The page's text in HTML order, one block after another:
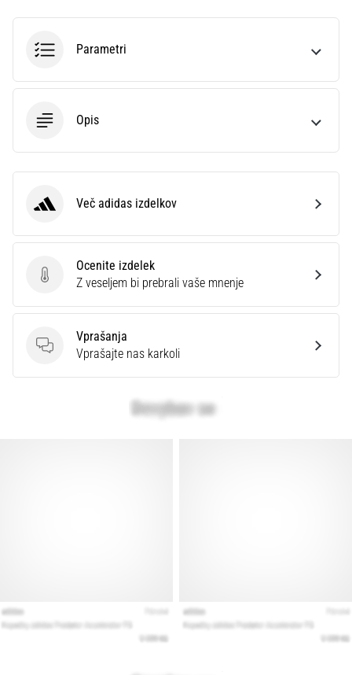
Parametri
Opis
Ocenite izdelek
Ocenite izdelek
Z veseljem bi prebrali vaše mnenje
Vprašanja
Vprašanja
Vprašajte nas karkoli
adidas Več adidas izdelkov